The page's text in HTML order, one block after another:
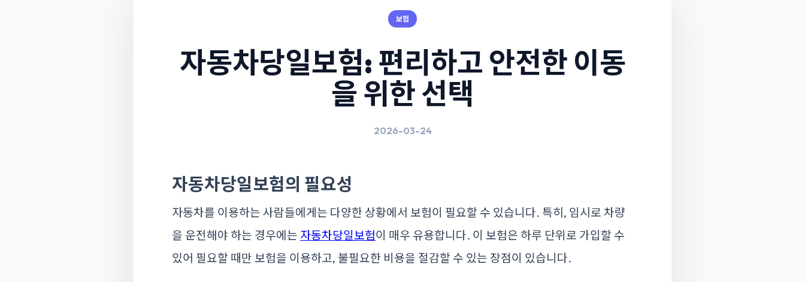
보험
자동차당일보험: 편리하고 안전한 이동
을 위한 선택
2026-03-24
자동차당일보험의 필요성
자동차를 이용하는 사람들에게는 다양한 상황에서 보험이 필요할 수 있습니다. 특히, 임시로 차량
을 운전해야 하는 경우에는 자동차당일보험이 매우 유용합니다. 이 보험은 하루 단위로 가입할 수
있어 필요할 때만 보험을 이용하고, 불필요한 비용을 절감할 수 있는 장점이 있습니다.